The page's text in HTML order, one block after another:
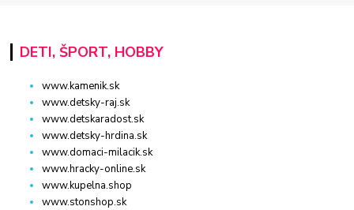
DETI, ŠPORT, HOBBY
www.kamenik.sk
www.detsky-raj.sk
www.detskaradost.sk
www.detsky-hrdina.sk
www.domaci-milacik.sk
www.hracky-online.sk
www.kupelna.shop
www.stonshop.sk